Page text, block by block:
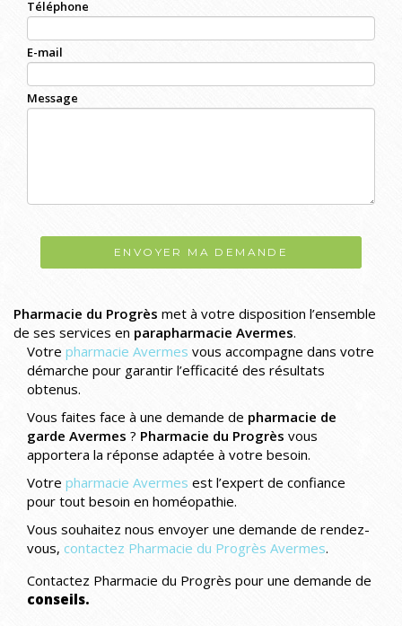
Téléphone
E-mail
Message
ENVOYER MA DEMANDE
Pharmacie du Progrès met à votre disposition l’ensemble
de ses services en parapharmacie Avermes.
Votre pharmacie Avermes vous accompagne dans votre
démarche pour garantir l’efficacité des résultats
obtenus.
Vous faites face à une demande de pharmacie de
garde Avermes ? Pharmacie du Progrès vous
apportera la réponse adaptée à votre besoin.
Votre pharmacie Avermes est l’expert de confiance
pour tout besoin en homéopathie.
Vous souhaitez nous envoyer une demande de rendez-
vous, contactez Pharmacie du Progrès Avermes.
Contactez Pharmacie du Progrès pour une demande de
conseils.